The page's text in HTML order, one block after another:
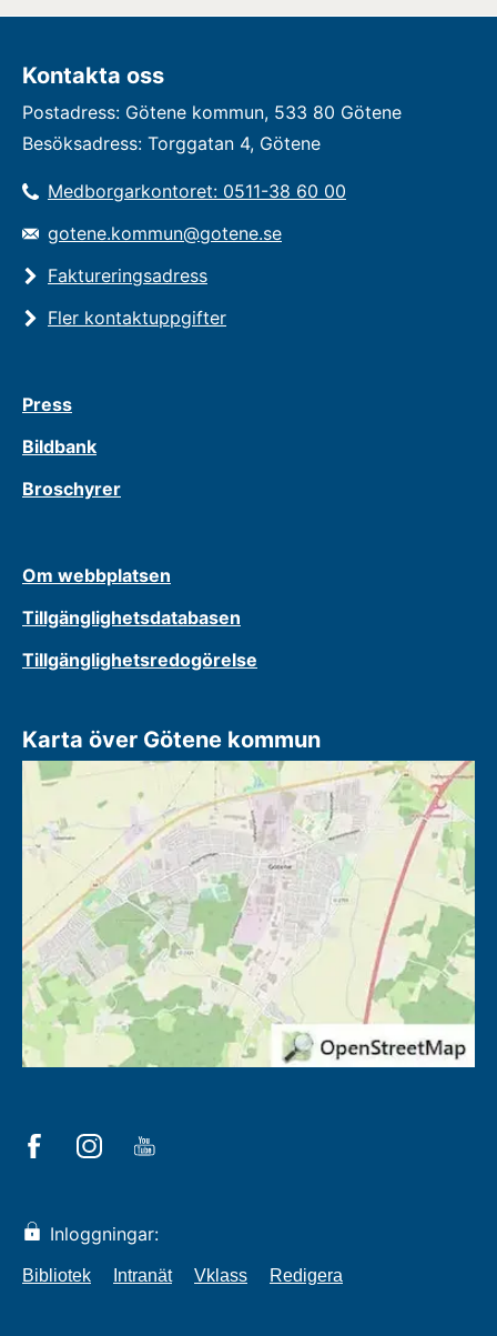
Kontakta oss
Postadress: Götene kommun, 533 80 Götene
Besöksadress: Torggatan 4, Götene
Medborgarkontoret: 0511-38 60 00
gotene.kommun@gotene.se
Faktureringsadress
Fler kontaktuppgifter
Press
Bildbank
Broschyrer
Om webbplatsen
Tillgänglighetsdatabasen
Tillgänglighetsredogörelse
Karta över Götene kommun
Inloggningar:
Bibliotek Intranät Vklass Redigera